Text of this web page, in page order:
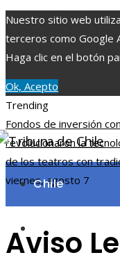
Nuestro sitio web
terceros como Google
Haga clic en el botón
Ok, Acepto
Trending
Fondos de inversión
revolucionaron la
de los teatros con
viernes, agosto 7
Chile
Ciencia y
Aviso